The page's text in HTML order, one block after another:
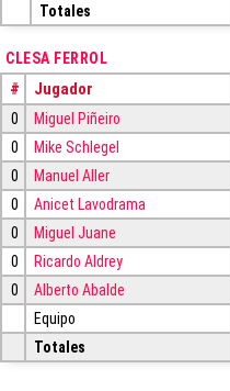
Totales
CLESA FERROL
# Jugador
0 Miguel Piñeiro
0
Mike Schlegel
0
Manuel Aller
0
Anicet Lavodrama
0
Miguel Juane
0
Ricardo Aldrey
0
Alberto Abalde
Equipo
Totales